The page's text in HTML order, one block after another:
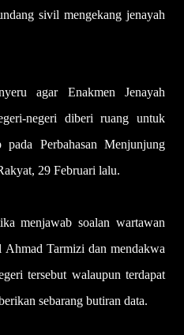
sivil mengekang jenayah
agar Enakmen Jenayah
negeri diberi ruang untuk
pada Perbahasan Menjunjung
29 Februari lalu.
menjawab soalan wartawan
Ahmad Tarmizi dan mendakwa
tersebut walaupun terdapat
sebarang butiran data.